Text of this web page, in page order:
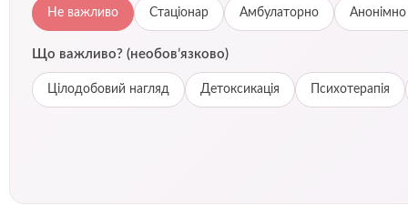
Не важливо Стаціонар Амбулаторно Анонімно
Що важливо? (необов’язково)
Цілодобовий нагляд Детоксикація Психотерапія